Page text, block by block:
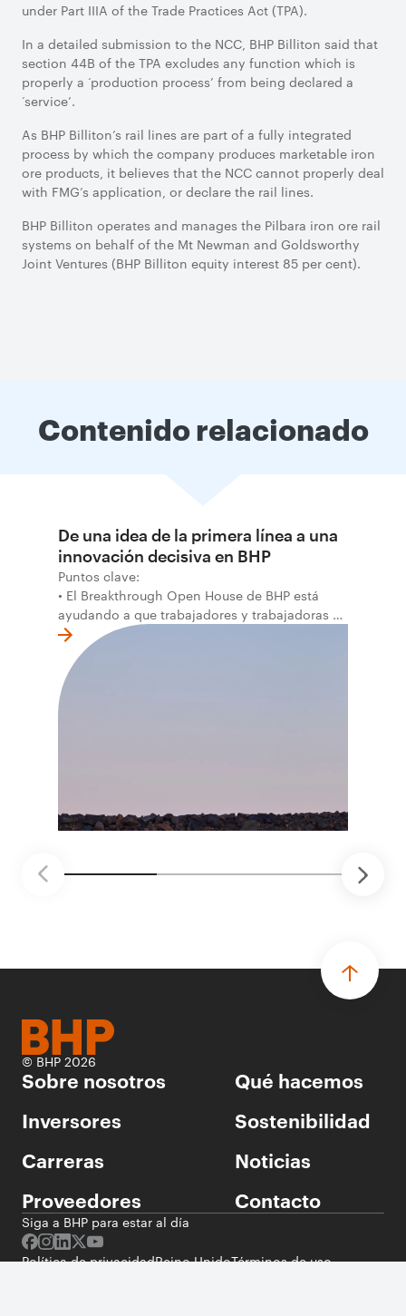
under Part IIIA of the Trade Practices Act (TPA).
In a detailed submission to the NCC, BHP Billiton said that
section 44B of the TPA excludes any function which is
properly a ‘production process’ from being declared a
‘service’.
As BHP Billiton’s rail lines are part of a fully integrated
process by which the company produces marketable iron
ore products, it believes that the NCC cannot properly deal
with FMG’s application, or declare the rail lines.
BHP Billiton operates and manages the Pilbara iron ore rail
systems on behalf of the Mt Newman and Goldsworthy
Joint Ventures (BHP Billiton equity interest 85 per cent).
Contenido relacionado
De una idea de la primera línea a una
innovación decisiva en BHP
Puntos clave:
• El Breakthrough Open House de BHP está
ayudando a que trabajadores y trabajadoras de
la primera línea conviertan ideas prácticas en
soluciones probadas que pueden hacer el
trabajo más seguro, inteligente y productivo.
• El primer programa interno de innovación
recibió cerca de 1.000 postulaciones de
mantenimiento robótico, limpieza submarina y
© BHP 2026
Sobre nosotros
Qué hacemos
Inversores
Sostenibilidad
Carreras
Noticias
Proveedores
Contacto
Siga a BHP para estar al día
Política de privacidadReino UnidoTérminos de uso